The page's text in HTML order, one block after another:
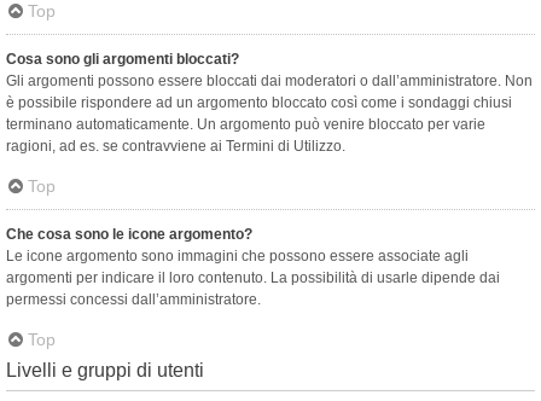
Top
Cosa sono gli argomenti bloccati?
Gli argomenti possono essere bloccati dai moderatori o dall’amministratore. Non
è possibile rispondere ad un argomento bloccato così come i sondaggi chiusi
terminano automaticamente. Un argomento può venire bloccato per varie
ragioni, ad es. se contravviene ai Termini di Utilizzo.
Top
Che cosa sono le icone argomento?
Le icone argomento sono immagini che possono essere associate agli
argomenti per indicare il loro contenuto. La possibilità di usarle dipende dai
permessi concessi dall’amministratore.
Top
Livelli e gruppi di utenti